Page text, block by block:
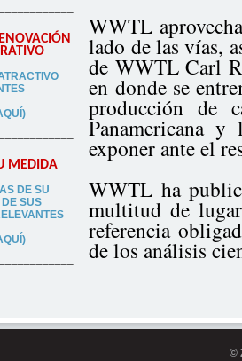
TES
MEDIDA
DE SU
SUS
WWTL
lado de las vías,
de WWTL Carl
en donde se
producción de
Panamericana
exponer ante el
WWTL ha
multitud de
referencia
de los análisis
©